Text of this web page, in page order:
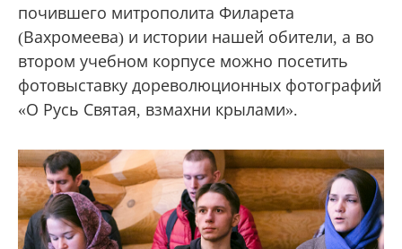
почившего митрополита Филарета
(Вахромеева) и истории нашей обители, а во
втором учебном корпусе можно посетить
фотовыставку дореволюционных фотографий
«О Русь Святая, взмахни крылами».